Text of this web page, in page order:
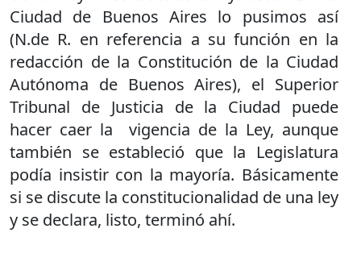
Ciudad de Buenos Aires lo pusimos así
(N.de R. en referencia a su función en la
redacción de la Constitución de la Ciudad
Autónoma de Buenos Aires), el Superior
Tribunal de Justicia de la Ciudad puede
hacer caer la
vigencia de la Ley, aunque
también se estableció que la Legislatura
podía insistir con la mayoría. Básicamente
si se discute la constitucionalidad de una ley
y se declara, listo, terminó ahí.